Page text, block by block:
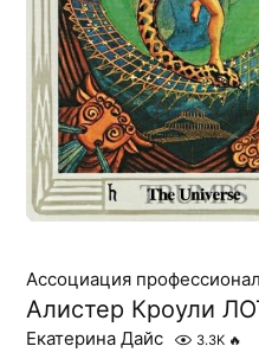
Ассоциация
Алистер Кроули
Екатерина Дайс 3.3K 🔥